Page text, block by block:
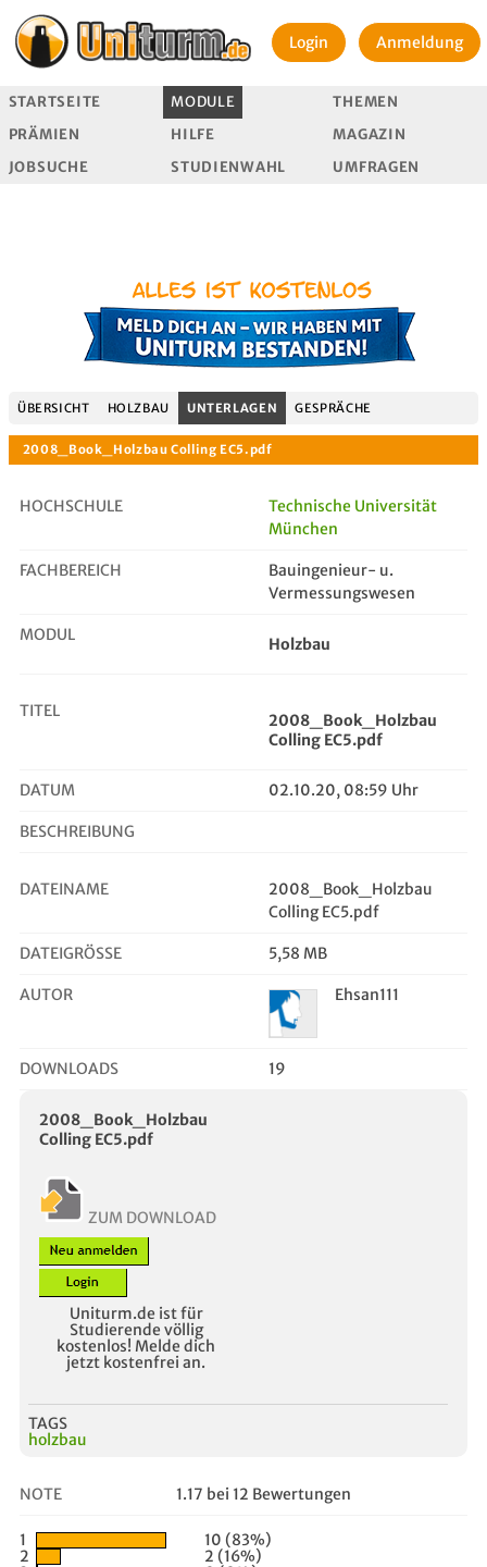
Login Anmeldung
STARTSEITE MODULE
THEMEN
PRÄMIEN
HILFE
MAGAZIN
JOBSUCHE
STUDIENWAHL UMFRAGEN
ÜBERSICHT HOLZBAU UNTERLAGEN GESPRÄCHE
2008_Book_Holzbau Colling EC5.pdf
HOCHSCHULE
Technische Universität
München
FACHBEREICH
Bauingenieur- u.
Vermessungswesen
MODUL Holzbau
TITEL
2008_Book_Holzbau
Colling EC5.pdf
DATUM 02.10.20, 08:59 Uhr
BESCHREIBUNG
DATEINAME
2008_Book_Holzbau
Colling EC5.pdf
DATEIGRÖSSE 5,58 MB
AUTOR Ehsan111
DOWNLOADS 19
2008_Book_Holzbau
Colling EC5.pdf
ZUM DOWNLOAD
Uniturm.de ist für
Studierende völlig
kostenlos! Melde dich
jetzt kostenfrei an.
TAGS
holzbau
NOTE 1.17 bei 12 Bewertungen
1
10 (83%)
2
2 (16%)